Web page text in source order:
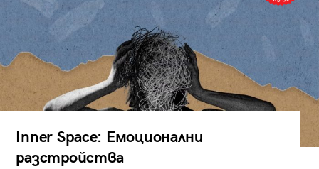
Inner Space: Емоционални
разстройства